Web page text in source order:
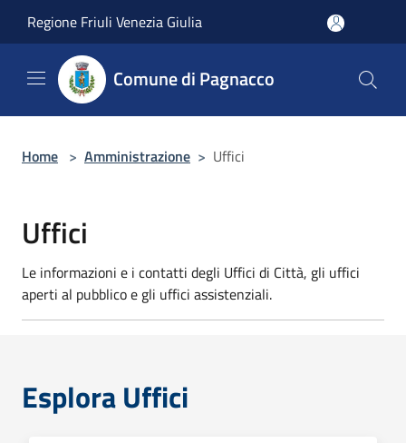
Regione Friuli Venezia Giulia
Comune di Pagnacco
Home > Amministrazione > Uffici
Uffici
Le informazioni e i contatti degli Uffici di Città, gli uffici
aperti al pubblico e gli uffici assistenziali.
Esplora Uffici